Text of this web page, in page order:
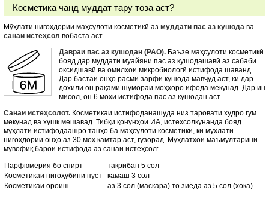
Косметика чанд муддат тару тоза аст?
Мӯҳлати нигоҳдории маҳсулоти косметикӣ аз муддати пас аз кушода ва
санаи истеҳсол вобаста аст.
Давраи пас аз кушодан (PAO). Баъзе маҳсулоти косметикӣ
бояд дар муддати муайяни пас аз кушодашавӣ аз сабаби
оксидшавӣ ва омилҳои микробиологӣ истифода шаванд.
Дар бастаи онҳо расми зарфи кушода мавҷуд аст, ки дар
дохили он рақами шумораи моҳҳоро ифода мекунад. Дар ин
мисол, он 6 моҳи истифода пас аз кушодан аст.
Санаи истеҳсолот. Косметикаи истифоданашуда низ таровати худро гум
мекунад ва хушк мешавад. Тибқи қонунҳои ИА, истеҳсолкунанда бояд
мӯҳлати истифодаашро танҳо ба маҳсулоти косметикӣ, ки мӯҳлати
нигоҳдории онҳо аз 30 моҳ камтар аст, гузорад. Мӯҳлатҳои маъмултарини
мувофиқ барои истифода аз санаи истеҳсол:
Парфюмерия бо спирт
- тақрибан 5 сол
Косметикаи нигоҳубини пӯст- камаш 3 сол
Косметикаи ороиш
- аз 3 сол (маскара) то зиёда аз 5 сол (хока)